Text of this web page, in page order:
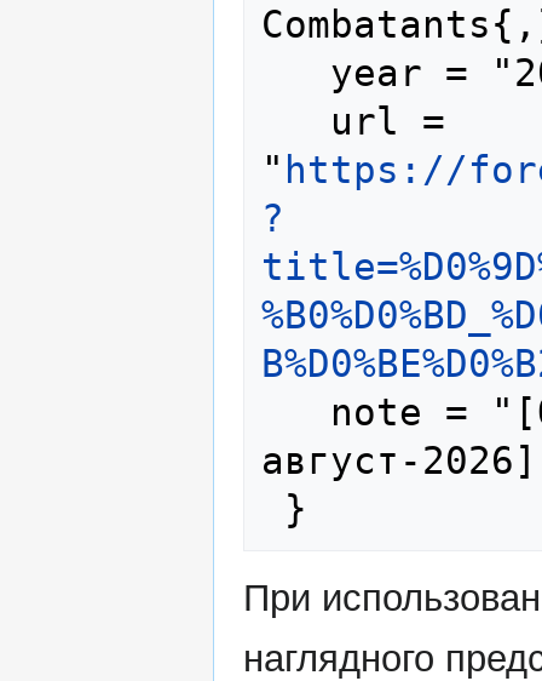
" https://
?
август-
При
наглядного